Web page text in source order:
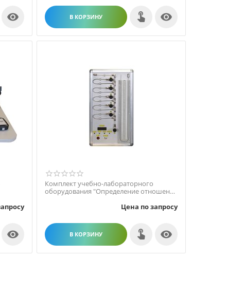
 В КОРЗИНУ 

Комплект учебно-лабораторного
оборудования "Определение отношения
Цена по запросу
В КОРЗИНУ 